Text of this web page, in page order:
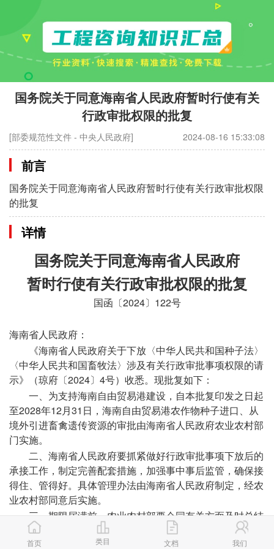
国务院关于同意海南省人民政府暂时行使有关
行政审批权限的批复
[部委规范性文件 - 中央人民政府] 2024-08-16 15:33:08
前言
国务院关于同意海南省人民政府暂时行使有关行政审批权限
的批复
详情
国务院关于同意海南省人民政府
暂时行使有关行政审批权限的批复
国函〔2024〕122号
海南省人民政府：
《海南省人民政府关于下放〈中华人民共和国种子法〉
〈中华人民共和国畜牧法〉涉及有关行政审批事项权限的请
示》（琼府〔2024〕4号）收悉。现批复如下：
一、为支持海南自由贸易港建设，自本批复印发之日起
至2028年12月31日，海南自由贸易港农作物种子进口、从
境外引进畜禽遗传资源的审批由海南省人民政府农业农村部
门实施。
二、海南省人民政府要抓紧做好行政审批事项下放后的
承接工作，制定完善配套措施，加强事中事后监管，确保接
得住、管得好。具体管理办法由海南省人民政府制定，经农
业农村部同意后实施。
三、期限届满前，农业农村部要会同有关方面及时总结
评估，就是否延期提出意见，报国务院决定。
首页 类目 文档 我们